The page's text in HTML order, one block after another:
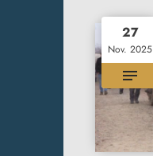
27
Nov. 2025